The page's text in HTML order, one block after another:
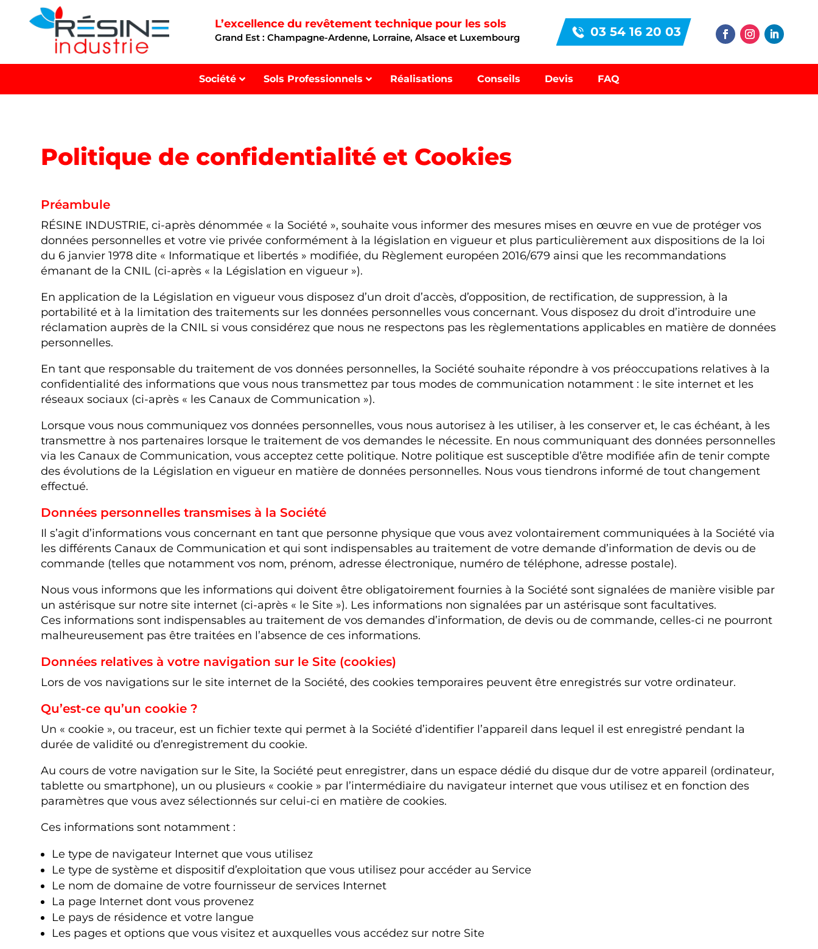
L’excellence du revêtement technique pour les sols
Grand Est : Champagne-Ardenne, Lorraine, Alsace et Luxembourg 03 54 16 20 03
Société Sols Professionnels Réalisations Conseils Devis FAQ
Politique de confidentialité et Cookies
Préambule
RÉSINE INDUSTRIE, ci-après dénommée « la Société », souhaite vous informer des mesures mises en œuvre en vue de protéger vos
données personnelles et votre vie privée conformément à la législation en vigueur et plus particulièrement aux dispositions de la loi
du 6 janvier 1978 dite « Informatique et libertés » modifiée, du Règlement européen 2016/679 ainsi que les recommandations
émanant de la CNIL (ci-après « la Législation en vigueur »).
En application de la Législation en vigueur vous disposez d’un droit d’accès, d’opposition, de rectification, de suppression, à la
portabilité et à la limitation des traitements sur les données personnelles vous concernant. Vous disposez du droit d’introduire une
réclamation auprès de la CNIL si vous considérez que nous ne respectons pas les règlementations applicables en matière de données
personnelles.
En tant que responsable du traitement de vos données personnelles, la Société souhaite répondre à vos préoccupations relatives à la
confidentialité des informations que vous nous transmettez par tous modes de communication notamment : le site internet et les
réseaux sociaux (ci-après « les Canaux de Communication »).
Lorsque vous nous communiquez vos données personnelles, vous nous autorisez à les utiliser, à les conserver et, le cas échéant, à les
transmettre à nos partenaires lorsque le traitement de vos demandes le nécessite. En nous communiquant des données personnelles
via les Canaux de Communication, vous acceptez cette politique. Notre politique est susceptible d’être modifiée afin de tenir compte
des évolutions de la Législation en vigueur en matière de données personnelles. Nous vous tiendrons informé de tout changement
effectué.
Données personnelles transmises à la Société
Il s’agit d’informations vous concernant en tant que personne physique que vous avez volontairement communiquées à la Société via
les différents Canaux de Communication et qui sont indispensables au traitement de votre demande d’information de devis ou de
commande (telles que notamment vos nom, prénom, adresse électronique, numéro de téléphone, adresse postale).
Nous vous informons que les informations qui doivent être obligatoirement fournies à la Société sont signalées de manière visible par
un astérisque sur notre site internet (ci-après « le Site »). Les informations non signalées par un astérisque sont facultatives.
Ces informations sont indispensables au traitement de vos demandes d’information, de devis ou de commande, celles-ci ne pourront
malheureusement pas être traitées en l’absence de ces informations.
Données relatives à votre navigation sur le Site (cookies)
Lors de vos navigations sur le site internet de la Société, des cookies temporaires peuvent être enregistrés sur votre ordinateur.
Qu’est-ce qu’un cookie ?
Un « cookie », ou traceur, est un fichier texte qui permet à la Société d’identifier l’appareil dans lequel il est enregistré pendant la
durée de validité ou d’enregistrement du cookie.
Au cours de votre navigation sur le Site, la Société peut enregistrer, dans un espace dédié du disque dur de votre appareil (ordinateur,
tablette ou smartphone), un ou plusieurs « cookie » par l’intermédiaire du navigateur internet que vous utilisez et en fonction des
paramètres que vous avez sélectionnés sur celui-ci en matière de cookies.
Ces informations sont notamment :
Le type de navigateur Internet que vous utilisez
Le type de système et dispositif d’exploitation que vous utilisez pour accéder au Service
Le nom de domaine de votre fournisseur de services Internet
La page Internet dont vous provenez
Le pays de résidence et votre langue
Les pages et options que vous visitez et auxquelles vous accédez sur notre Site